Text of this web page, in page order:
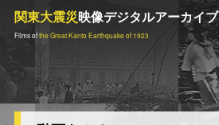
関東大震災映像デジタルアーカイブ
Films ofthe Great Kanto Earthquake of 1923
関東大震災映像デジタルアーカイブ
TOP